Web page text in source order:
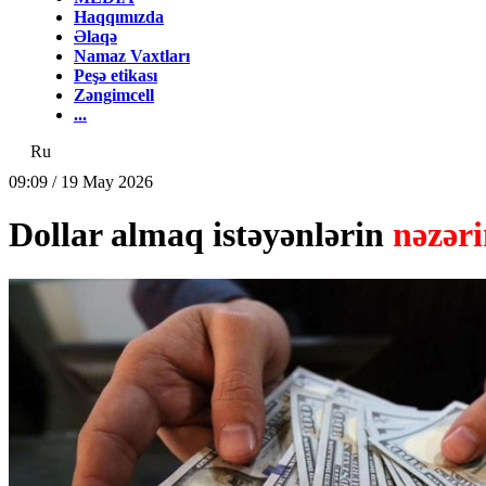
Haqqımızda
Əlaqə
Namaz Vaxtları
Peşə etikası
Zəngimcell
...
Ru
09:09 / 19 May 2026
Dollar almaq istəyənlərin